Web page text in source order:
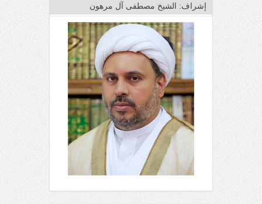
إشراف: الشيخ مصطفى آل مرهون